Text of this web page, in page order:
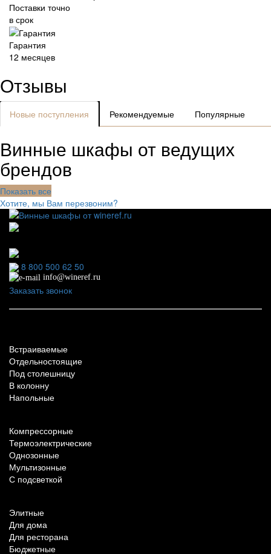
Поставки точно
в срок
Гарантия
12 месяцев
Отзывы
Новые поступления Рекомендуемые Популярные
Винные шкафы от ведущих
брендов
Показать все
Хотите, мы Вам перезвоним?
8 800 500 62 50
info@wineref.ru
Заказать звонок
Встраиваемые
Отдельностоящие
Под столешницу
В колонну
Напольные
Компрессорные
Термоэлектрические
Однозонные
Мультизонные
С подсветкой
Элитные
Для дома
Для ресторана
Бюджетные